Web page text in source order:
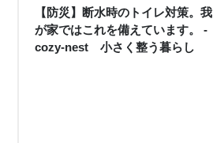
【防災】断水時のトイレ対策。我
が家ではこれを備えています。 -
cozy-nest 小さく整う暮らし